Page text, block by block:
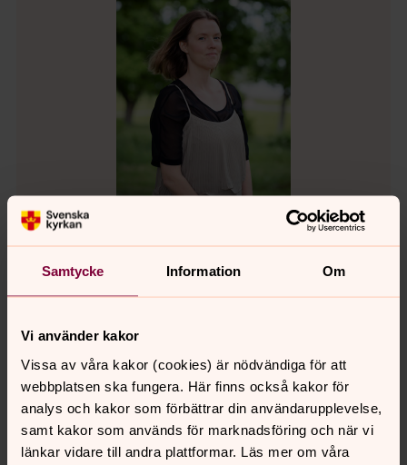
Samtycke Information Om
Vi använder kakor
Vissa av våra kakor (cookies) är nödvändiga för att
webbplatsen ska fungera. Här finns också kakor för
analys och kakor som förbättrar din användarupplevelse,
samt kakor som används för marknadsföring och när vi
länkar vidare till andra plattformar. Läs mer om våra
Emma Davidsson
Mobil: 073-0729506
E-post:emma.davidsson@svenskakyrkan.se
Mer om Emma Davidsson
Emma har hand om församlingens